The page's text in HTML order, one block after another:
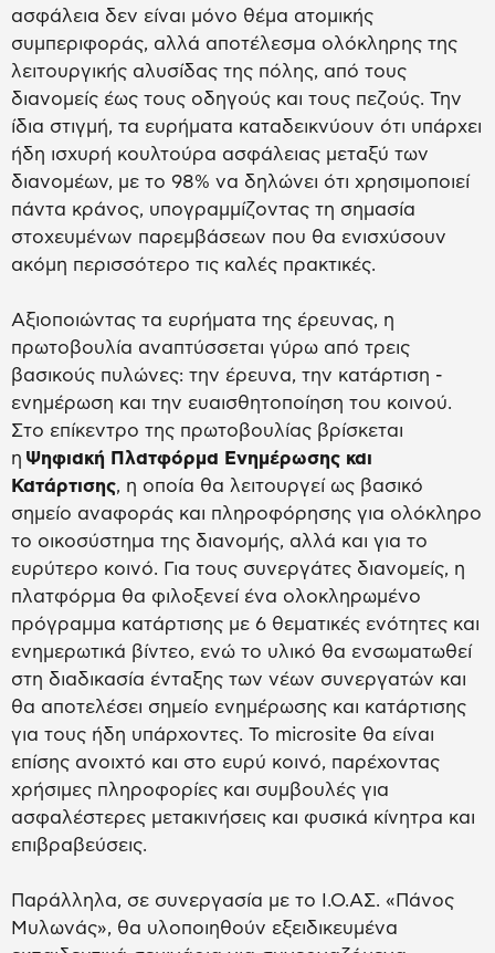
ασφάλεια δεν είναι μόνο θέμα ατομικής
συμπεριφοράς, αλλά αποτέλεσμα ολόκληρης της
λειτουργικής αλυσίδας της πόλης, από τους
διανομείς έως τους οδηγούς και τους πεζούς. Την
ίδια στιγμή, τα ευρήματα καταδεικνύουν ότι υπάρχει
ήδη ισχυρή κουλτούρα ασφάλειας μεταξύ των
διανομέων, με το 98% να δηλώνει ότι χρησιμοποιεί
πάντα κράνος, υπογραμμίζοντας τη σημασία
στοχευμένων παρεμβάσεων που θα ενισχύσουν
ακόμη περισσότερο τις καλές πρακτικές.
Αξιοποιώντας τα ευρήματα της έρευνας, η
πρωτοβουλία αναπτύσσεται γύρω από τρεις
βασικούς πυλώνες: την έρευνα, την κατάρτιση -
ενημέρωση και την ευαισθητοποίηση του κοινού.
Στο επίκεντρο της πρωτοβουλίας βρίσκεται
η Ψηφιακή Πλατφόρμα Ενημέρωσης και
Κατάρτισης, η οποία θα λειτουργεί ως βασικό
σημείο αναφοράς και πληροφόρησης για ολόκληρο
το οικοσύστημα της διανομής, αλλά και για το
ευρύτερο κοινό. Για τους συνεργάτες διανομείς, η
πλατφόρμα θα φιλοξενεί ένα ολοκληρωμένο
πρόγραμμα κατάρτισης με 6 θεματικές ενότητες και
ενημερωτικά βίντεο, ενώ το υλικό θα ενσωματωθεί
στη διαδικασία ένταξης των νέων συνεργατών και
θα αποτελέσει σημείο ενημέρωσης και κατάρτισης
για τους ήδη υπάρχοντες. Το microsite θα είναι
επίσης ανοιχτό και στο ευρύ κοινό, παρέχοντας
χρήσιμες πληροφορίες και συμβουλές για
ασφαλέστερες μετακινήσεις και φυσικά κίνητρα και
επιβραβεύσεις.
Παράλληλα, σε συνεργασία με το Ι.Ο.ΑΣ. «Πάνος
Μυλωνάς», θα υλοποιηθούν εξειδικευμένα